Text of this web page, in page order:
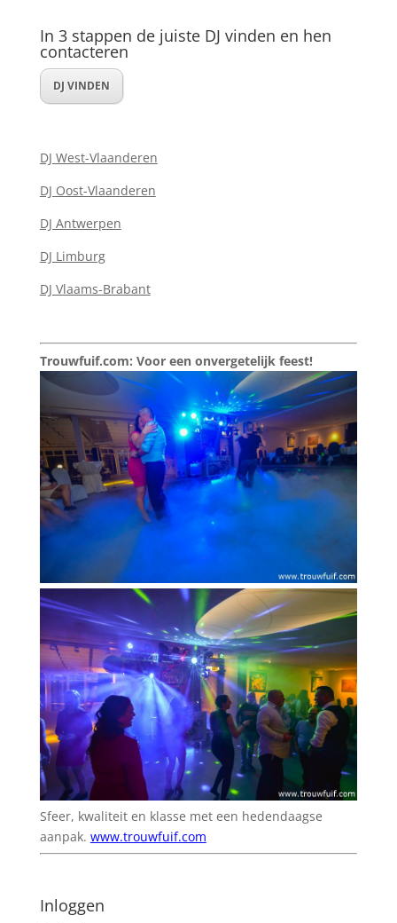
In 3 stappen de juiste DJ vinden en hen
contacteren
DJ VINDEN
DJ West-Vlaanderen
DJ Oost-Vlaanderen
DJ Antwerpen
DJ Limburg
DJ Vlaams-Brabant
Trouwfuif.com: Voor een onvergetelijk feest!
Sfeer, kwaliteit en klasse met een hedendaagse
aanpak. www.trouwfuif.com
Inloggen